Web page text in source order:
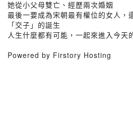
她從小父母雙亡、經歷兩次婚姻
最後一要成為宋朝最有權位的女人，
「交子」的誕生
人生什麼都有可能，一起來進入今天
Powered by Firstory Hosting